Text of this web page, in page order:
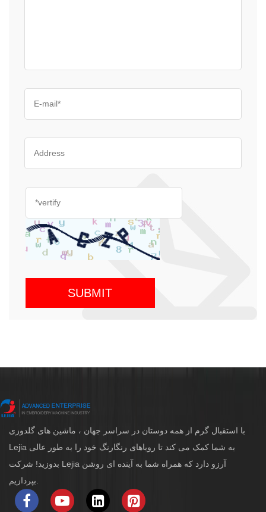
با استقبال گرم از همه دوستان در سراسر جهان ، ماشین های گلدوزی
Lejia به شما کمک می کند تا رویاهای رنگارنگ خود را به طور عالی
بدوزید! شرکت Lejia آرزو دارد که همراه شما به آینده ای روشن
بپردازیم.